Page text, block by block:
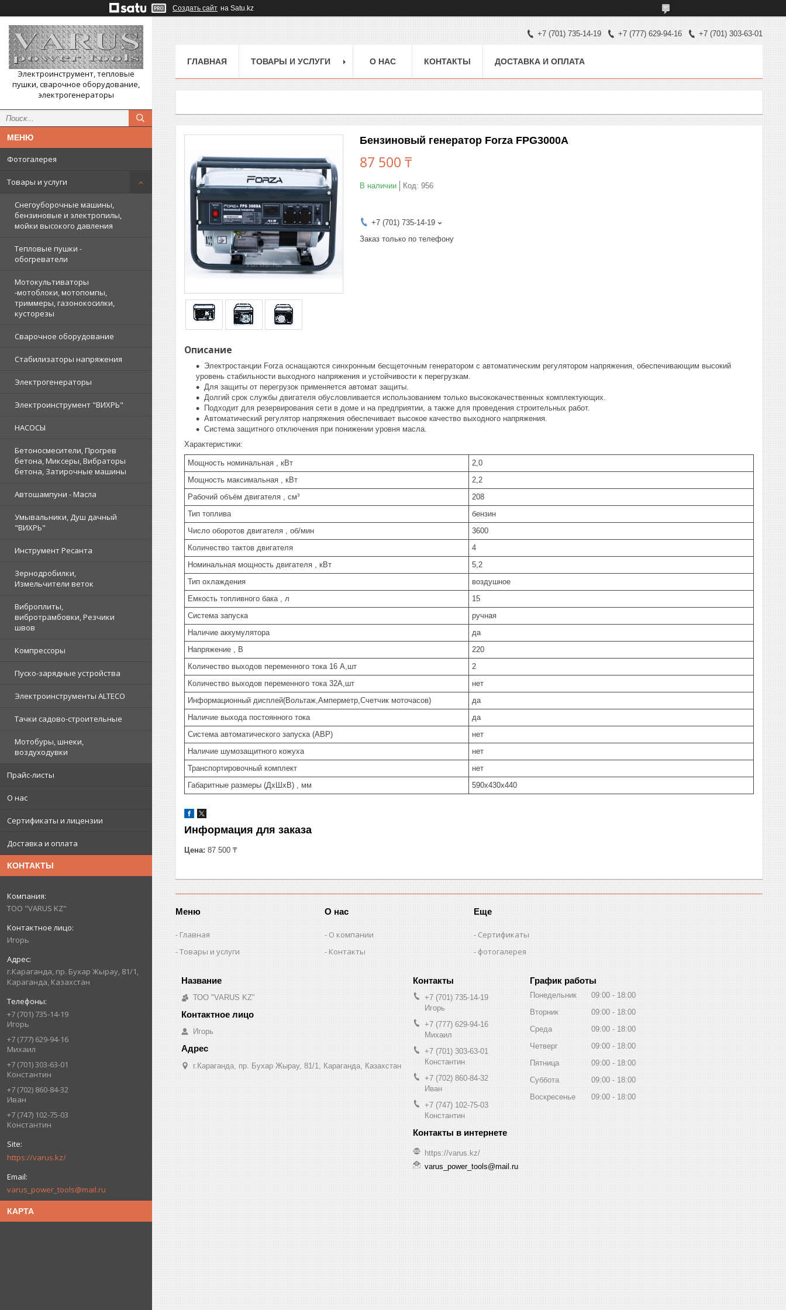
Создать сайт на Satu.kz
Электроинструмент, тепловые
пушки, сварочное оборудование,
электрогенераторы
Фотогалерея
Товары и услуги
Снегоуборочные машины,
бензиновые и электропилы,
мойки высокого давления
Тепловые пушки -
обогреватели
Мотокультиваторы
-мотоблоки, мотопомпы,
триммеры, газонокосилки,
кусторезы
Сварочное оборудование
Стабилизаторы напряжения
Электрогенераторы
Электроинструмент "ВИХРЬ"
НАСОСЫ
Бетоносмесители, Прогрев
бетона, Миксеры, Вибраторы
бетона, Затирочные машины
Автошампуни - Масла
Умывальники, Душ дачный
"ВИХРЬ"
Инструмент Ресанта
Зернодробилки,
Измельчители веток
Виброплиты,
вибротрамбовки, Резчики
швов
Компрессоры
Пуско-зарядные устройства
Электроинструменты ALTECO
Тачки садово-строительные
Мотобуры, шнеки,
воздуходувки
Прайс-листы
О нас
Сертификаты и лицензии
Доставка и оплата
КОНТАКТЫ
ТОО "VARUS KZ"
Игорь
г.Караганда, пр. Бухар Жырау, 81/1,
Караганда, Казахстан
+7 (701) 735-14-19
Игорь
+7 (777) 629-94-16
Михаил
+7 (701) 303-63-01
Константин
+7 (702) 860-84-32
Иван
+7 (747) 102-75-03
Константин
https://varus.kz/
varus_power_tools@mail.ru
КАРТА
+7 (701) 735-14-19 +7 (777) 629-94-16 +7 (701) 303-63-01
ГЛАВНАЯ ТОВАРЫ И УСЛУГИ О НАС КОНТАКТЫ ДОСТАВКА И ОПЛАТА
Бензиновый генератор Forza FPG3000A
87 500 ₸
В наличии Код: 956
+7 (701) 735-14-19
Заказ только по телефону
Описание
Электростанции Forza оснащаются синхронным беcщеточным генератором с автоматическим регулятором напряжения, обеспечивающим высокий
уровень стабильности выходного напряжения и устойчивости к перегрузкам.
Для защиты от перегрузок применяется автомат защиты.
Долгий срок службы двигателя обусловливается использованием только высококачественных комплектующих.
Подходит для резервирования сети в доме и на предприятии, а также для проведения строительных работ.
Автоматический регулятор напряжения обеспечивает высокое качество выходного напряжения.
Система защитного отключения при понижении уровня масла.
Характеристики:
Мощность номинальная , кВт
2,0
Мощность максимальная , кВт
2,2
Рабочий объём двигателя , см³
208
Тип топлива
бензин
Число оборотов двигателя , об/мин
3600
Количество тактов двигателя
4
Номинальная мощность двигателя , кВт
5,2
Тип охлаждения
воздушное
Емкость топливного бака , л
15
Система запуска
ручная
Наличие аккумулятора
да
Напряжение , В
220
Количество выходов переменного тока 16 А,шт
2
Количество выходов переменного тока 32А,шт
нет
Информационный дисплей(Вольтаж,Амперметр,Счетчик моточасов)
да
Наличие выхода постоянного тока
да
Система автоматического запуска (АВР)
нет
Наличие шумозащитного кожуха
нет
Транспортировочный комплект
нет
Габаритные размеры (ДхШхВ) , мм
590x430x440
Информация для заказа
Цена: 87 500 ₸
Меню
Главная
Товары и услуги
О нас
О компании
Контакты
Еще
Сертификаты
фотогалерея
ТОО "VARUS KZ"
Игорь
г.Караганда, пр. Бухар Жырау, 81/1, Караганда, Казахстан
+7 (701) 735-14-19
Игорь
+7 (777) 629-94-16
Михаил
+7 (701) 303-63-01
Константин
+7 (702) 860-84-32
Иван
+7 (747) 102-75-03
Константин
https://varus.kz/
varus_power_tools@mail.ru
График работы
Понедельник 09:00
18:00
Вторник
09:00
18:00
Среда
09:00
18:00
Четверг
09:00
18:00
Пятница
09:00
18:00
Суббота
09:00
18:00
Воскресенье
09:00 18:00